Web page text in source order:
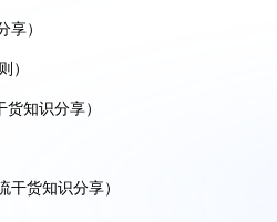
享）
）
知识分享）
干货知识分享）